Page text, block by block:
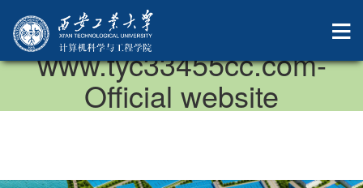
中国·太阳成集团-
www.tyc33455cc.com-
Official website